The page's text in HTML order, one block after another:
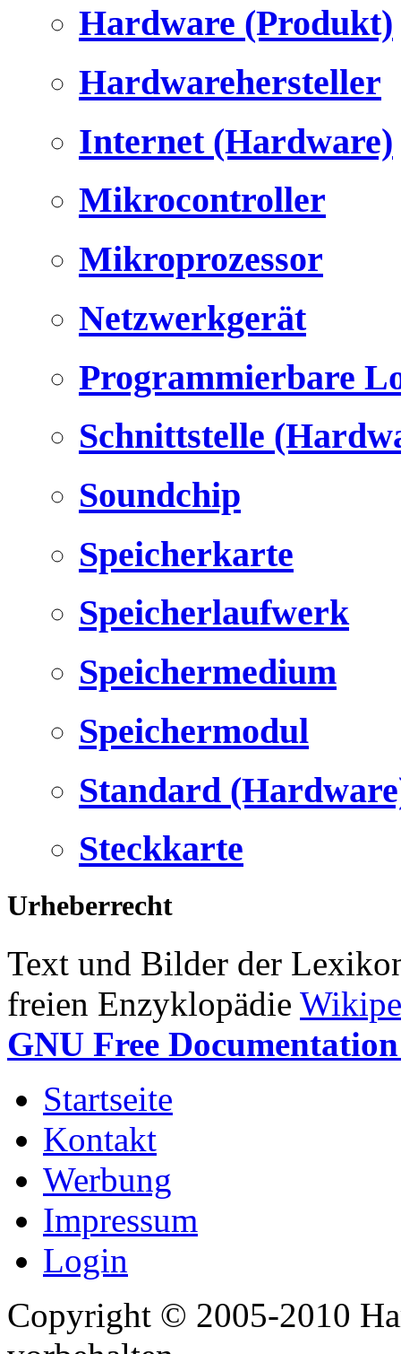
Hardware (Produkt)
Hardwarehersteller
Internet (Hardware)
Mikrocontroller
Mikroprozessor
Netzwerkgerät
Programmierbare
Schnittstelle
Soundchip
Speicherkarte
Speicherlaufwerk
Speichermedium
Speichermodul
Standard
Steckkarte
Urheberrecht
Text und Bilder der
freien Enzyklopädie
GNU Free
Startseite
Kontakt
Werbung
Impressum
Login
Copyright © 2005-2010